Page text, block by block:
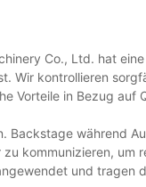
Co., Ltd. hat eine
Wir kontrollieren
Vorteile in Bezug auf
Backstage während
kommunizieren, um
und tragen